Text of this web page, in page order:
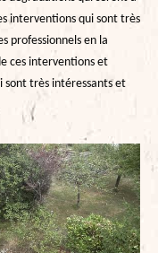
interventions qui sont très
professionnels en la
ces interventions et
sont très intéressants et